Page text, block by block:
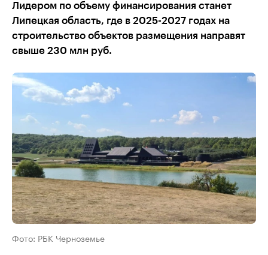
Лидером по объему финансирования станет
Липецкая область, где в 2025-2027 годах на
строительство объектов размещения направят
свыше 230 млн руб.
Фото: РБК Черноземье